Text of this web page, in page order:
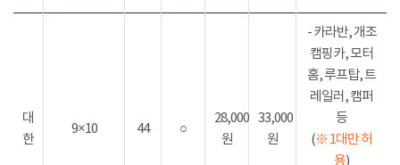
대
한
9×10 44 ○
28,000
원
33,000
원
- 카라반, 개조
캠핑카, 모터
홈, 루프탑, 트
레일러, 캠퍼
등
(※ 1대만 허
용)